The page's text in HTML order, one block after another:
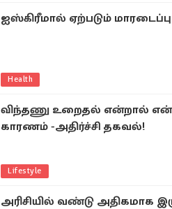
ஐஸ்கிரீமால் ஏற்படும் மாரடைப்பு
Health
​விந்தணு உறைதல் என்றால்
காரணம் -அதிர்ச்சி தகவல்!
Lifestyle
அரிசியில் வண்டு